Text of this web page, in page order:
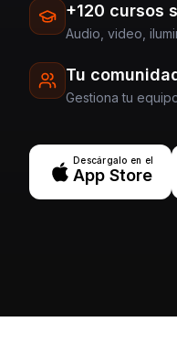
+120 cursos
Audio, video,
Tu
Gestiona tu
Descárgalo en el
App Store